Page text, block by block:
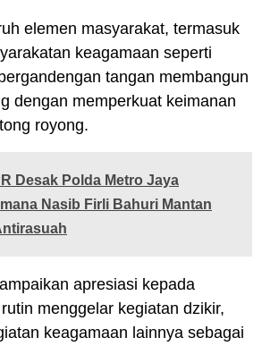
elemen masyarakat, termasuk
keagamaan seperti
tangan membangun
dengan memperkuat keimanan
royong.
Desak Polda Metro Jaya
Nasib Firli Bahuri Mantan
apresiasi kepada
menggelar kegiatan dzikir,
keagamaan lainnya sebagai